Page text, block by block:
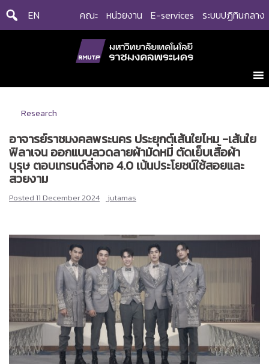
Skip
EN คณะ หน่วยงาน E-services ระบบปฏิทินกลาง
Research
อาจารย์ราชมงคลพระนคร ประยุกต์เส้นใยไหม -เส้นใย
ฟิลาเจน ออกแบบลวดลายผ้ามัดหมี่ ตัดเย็บเสื้อผ้า
บุรุษ ตอบเทรนด์สิ่งทอ 4.0 เน้นประโยชน์ใช้สอยและ
สวยงาม
Posted 11 December 2024 jutamas